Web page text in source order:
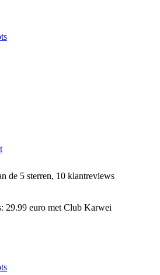
de 5 sterren, 10 klantreviews
29.99 euro met Club Karwei